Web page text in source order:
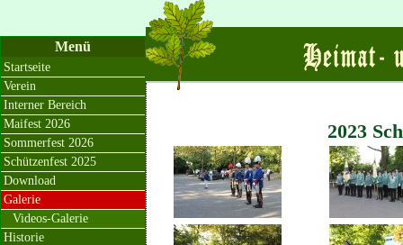
2023
Menü
Startseite
Verein
Interner Bereich
Maifest 2026
Sommerfest 2026
Schützenfest 2025
Download
Galerie
Videos-Galerie
Historie